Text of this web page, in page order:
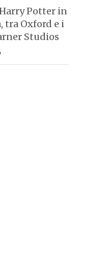
Potter in
Oxford e i
Studios